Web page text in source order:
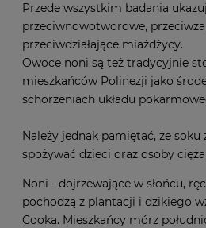
Przede wszystkim badania
przeciwnowotworowe,
przeciwdziałające miażdżycy.
Owoce noni są też tradycyjnie
mieszkańców Polinezji jako
schorzeniach układu
Należy jednak pamiętać, że
spożywać dzieci oraz osoby
Noni - dojrzewające w słońcu,
pochodzą z plantacji i dzikiego
Cooka. Mieszkańcy mórz